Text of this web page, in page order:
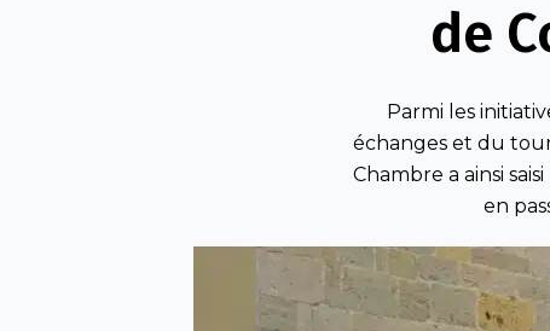
de
Parmi les
échanges et du
Chambre a ainsi
en